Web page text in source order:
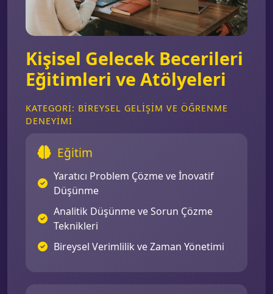
Kişisel Gelecek Becerileri
Eğitimleri ve Atölyeleri
KATEGORI: BIREYSEL GELIŞIM VE ÖĞRENME
DENEYIMI
Eğitim
Yaratıcı Problem Çözme ve İnovatif
Düşünme
Analitik Düşünme ve Sorun Çözme
Teknikleri
Bireysel Verimlilik ve Zaman Yönetimi